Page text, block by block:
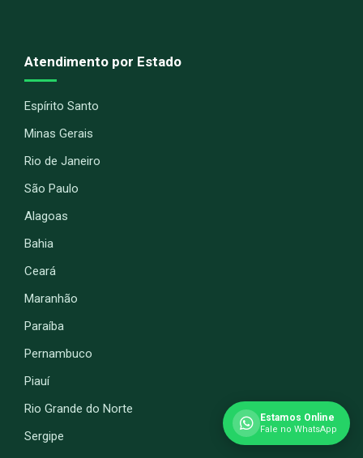
Atendimento por Estado
Espírito Santo
Minas Gerais
Rio de Janeiro
São Paulo
Alagoas
Bahia
Ceará
Maranhão
Paraíba
Pernambuco
Piauí
Rio Grande do Norte
Sergipe
Estamos Online
Fale no WhatsApp